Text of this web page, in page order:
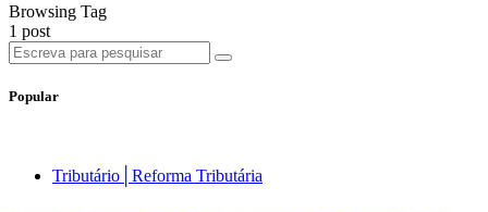
Browsing Tag
1 post
Popular
Tributário│Reforma Tributária